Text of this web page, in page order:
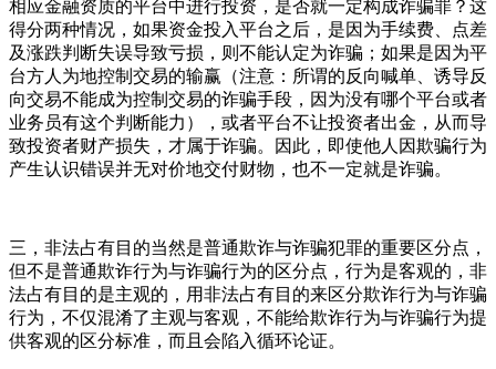
相应金融资质的平台中进行投资，是否就一定构成诈骗罪？这
得分两种情况，如果资金投入平台之后，是因为手续费、点差
及涨跌判断失误导致亏损，则不能认定为诈骗；如果是因为平
台方人为地控制交易的输赢（注意：所谓的反向喊单、诱导反
向交易不能成为控制交易的诈骗手段，因为没有哪个平台或者
业务员有这个判断能力），或者平台不让投资者出金，从而导
致投资者财产损失，才属于诈骗。因此，即使他人因欺骗行为
产生认识错误并无对价地交付财物，也不一定就是诈骗。
三，非法占有目的当然是普通欺诈与诈骗犯罪的重要区分点，
但不是普通欺诈行为与诈骗行为的区分点，行为是客观的，非
法占有目的是主观的，用非法占有目的来区分欺诈行为与诈骗
行为，不仅混淆了主观与客观，不能给欺诈行为与诈骗行为提
供客观的区分标准，而且会陷入循环论证。